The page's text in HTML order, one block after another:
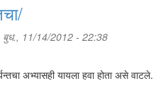
11/14/2012 - 22:38
अभ्यासही यायला हवा होता असे वाटले.